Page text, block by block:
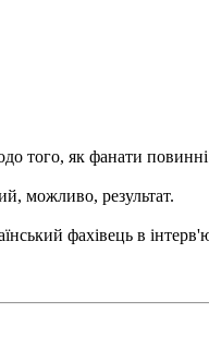
того, як фанати
можливо, результат.
фахівець в